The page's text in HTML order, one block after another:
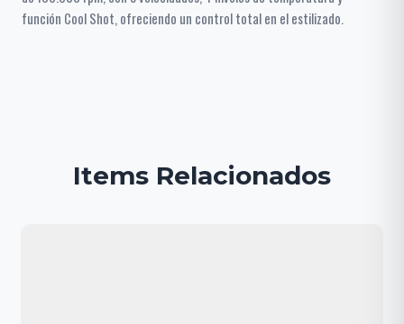
función Cool Shot, ofreciendo un control total en el estilizado.
Items Relacionados